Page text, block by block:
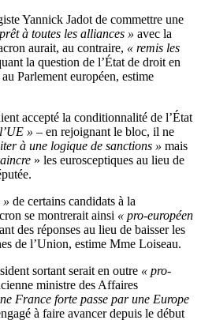
Yannick Jadot de commettre une
à toutes les alliances » avec la
aurait, au contraire, « remis les
la question de l’État de droit en
Parlement européen, estime
accepté la conditionnalité de l’État
» – en rejoignant le bloc, il ne
à une logique de sanctions » mais
» les eurosceptiques au lieu de
» de certains candidats à la
se montrerait ainsi « pro-européen
des réponses au lieu de baisser les
de l’Union, estime Mme Loiseau.
sortant serait en outre « pro-
ministre des Affaires
France forte passe par une Europe
à faire avancer depuis le début